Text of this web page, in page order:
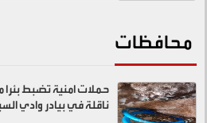
محافظات
حملات امنية تضبط
ناقلة في بيادر وادي